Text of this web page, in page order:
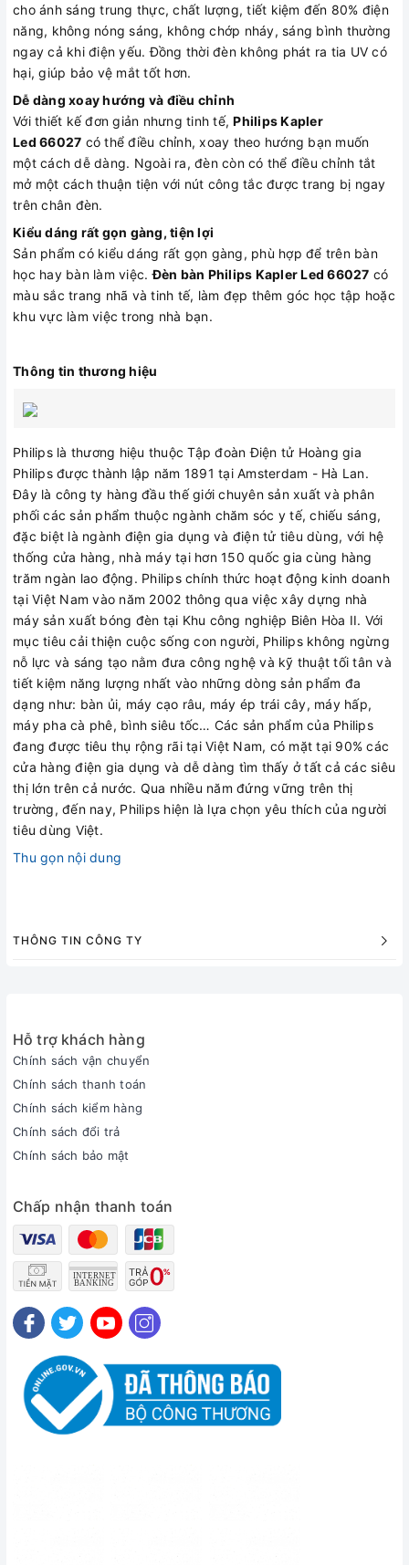
cho ánh sáng trung thực, chất lượng, tiết kiệm đến 80% điện
năng, không nóng sáng, không chớp nháy, sáng bình thường
ngay cả khi điện yếu. Đồng thời đèn không phát ra tia UV có
hại, giúp bảo vệ mắt tốt hơn.
Dễ dàng xoay hướng và điều chỉnh
Với thiết kế đơn giản nhưng tinh tế,Philips Kapler
Led 66027 có thể điều chỉnh, xoay theo hướng bạn muốn
một cách dễ dàng. Ngoài ra, đèn còn có thể điều chỉnh tắt
mở một cách thuận tiện với nút công tắc được trang bị ngay
trên chân đèn.
Kiểu dáng rất gọn gàng, tiện lợi
Sản phẩm có kiểu dáng rất gọn gàng, phù hợp để trên bàn
học hay bàn làm việc.Đèn bàn Philips Kapler Led 66027 có
màu sắc trang nhã và tinh tế, làm đẹp thêm góc học tập hoặc
khu vực làm việc trong nhà bạn.
Thông tin thương hiệu
Philips là thương hiệu thuộc Tập đoàn Điện tử Hoàng gia
Philips được thành lập năm 1891 tại Amsterdam - Hà Lan.
Đây là công ty hàng đầu thế giới chuyên sản xuất và phân
phối các sản phẩm thuộc ngành chăm sóc y tế, chiếu sáng,
đặc biệt là ngành điện gia dụng và điện tử tiêu dùng, với hệ
thống cửa hàng, nhà máy tại hơn 150 quốc gia cùng hàng
trăm ngàn lao động. Philips chính thức hoạt động kinh doanh
tại Việt Nam vào năm 2002 thông qua việc xây dựng nhà
máy sản xuất bóng đèn tại Khu công nghiệp Biên Hòa II. Với
mục tiêu cải thiện cuộc sống con người, Philips không ngừng
nỗ lực và sáng tạo nằm đưa công nghệ và kỹ thuật tối tân và
tiết kiệm năng lượng nhất vào những dòng sản phẩm đa
dạng như: bàn ủi, máy cạo râu, máy ép trái cây, máy hấp,
máy pha cà phê, bình siêu tốc… Các sản phẩm của Philips
đang được tiêu thụ rộng rãi tại Việt Nam, có mặt tại 90% các
cửa hàng điện gia dụng và dễ dàng tìm thấy ở tất cả các siêu
thị lớn trên cả nước. Qua nhiều năm đứng vững trên thị
trường, đến nay, Philips hiện là lựa chọn yêu thích của người
tiêu dùng Việt.
Thu gọn nội dung
THÔNG TIN CÔNG TY
Hỗ trợ khách hàng
Chính sách vận chuyển
Chính sách thanh toán
Chính sách kiểm hàng
Chính sách đổi trả
Chính sách bảo mật
Chấp nhận thanh toán